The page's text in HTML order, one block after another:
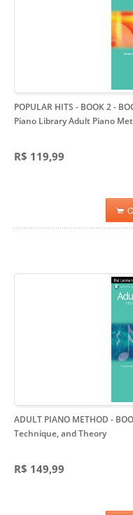
POPULAR HITS - BOOK 2 -
Piano Library Adult Piano
R$ 119,99
ADULT PIANO METHOD -
Technique, and Theory
R$ 149,99